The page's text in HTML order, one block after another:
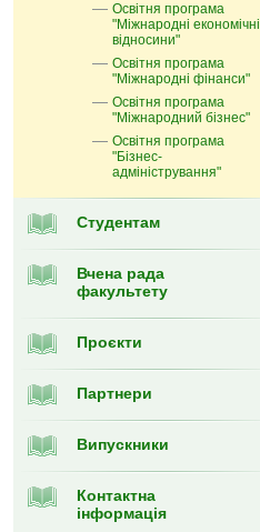
Освітня програма
"Міжнародні економічні
відносини"
Освітня програма
"Міжнародні фінанси"
Освітня програма
"Міжнародний бізнес"
Освітня програма
"Бізнес-
адміністрування"
Студентам
Вчена рада
факультету
Проєкти
Партнери
Випускники
Контактна
інформація